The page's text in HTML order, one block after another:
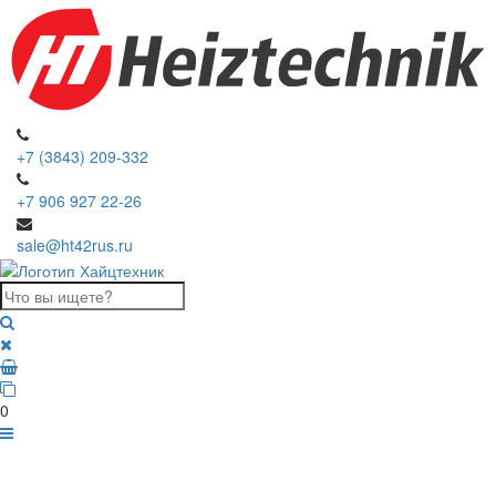
+7 (3843) 209-332
+7 906 927 22-26
sale@ht42rus.ru
0